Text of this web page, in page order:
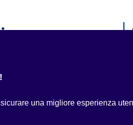
Servizio Atti Amministrativi_2